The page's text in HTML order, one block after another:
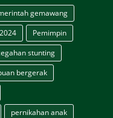
gemawang
Pemimpin
stunting
bergerak
pernikahan anak